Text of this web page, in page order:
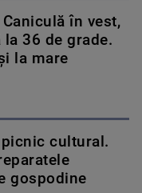
în vest,
36 de grade.
la mare
cultural.
gospodine